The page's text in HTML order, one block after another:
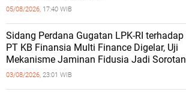
05/08/2026, 17:40 WIB
Sidang Perdana Gugatan LPK-RI terhadap
PT KB Finansia Multi Finance Digelar, Uji
Mekanisme Jaminan Fidusia Jadi Sorotan
03/08/2026, 23:01 WIB